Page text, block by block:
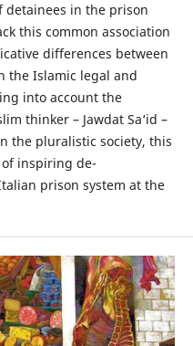
detainees in the prison
this common association
differences between
the Islamic legal and
into account the
thinker – Jawdat Sa‘id –
the pluralistic society, this
inspiring de-
prison system at the